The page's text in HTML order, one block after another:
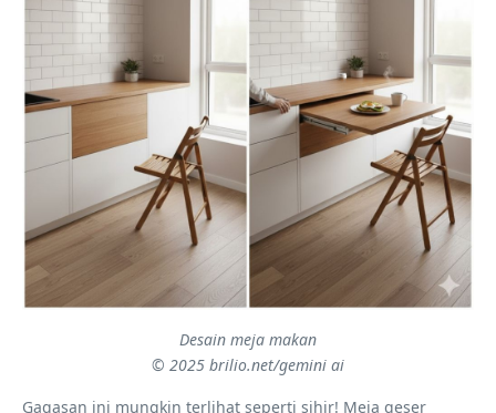
Desain meja makan
© 2025 brilio.net/gemini ai
Gagasan ini mungkin terlihat seperti sihir! Meja geser